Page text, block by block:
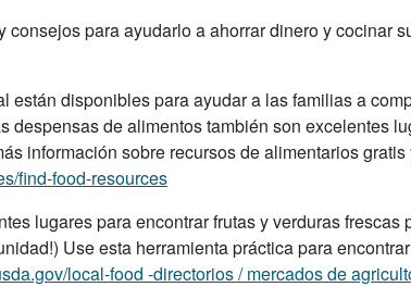
consejos para ayudarlo a ahorrar dinero y cocinar
están disponibles para ayudar a las familias a
despensas de alimentos también son excelentes
información sobre recursos de alimentarios
find-food-resources
lugares para encontrar frutas y verduras frescas
Use esta herramienta práctica para
local-food -directorios / mercados de